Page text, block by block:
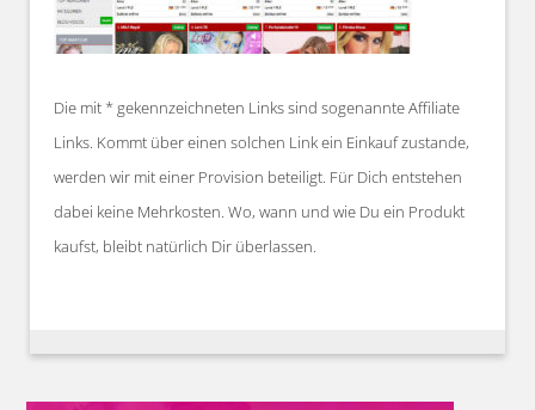
Die mit * gekennzeichneten Links sind sogenannte Affiliate
Links. Kommt über einen solchen Link ein Einkauf zustande,
werden wir mit einer Provision beteiligt. Für Dich entstehen
dabei keine Mehrkosten. Wo, wann und wie Du ein Produkt
kaufst, bleibt natürlich Dir überlassen.